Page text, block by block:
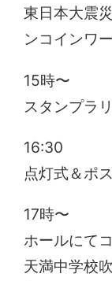
東日本大震
ンコインワ
15時〜
スタンプラ
16:30
点灯式＆ポ
17時〜
ホールにて
天満中学校